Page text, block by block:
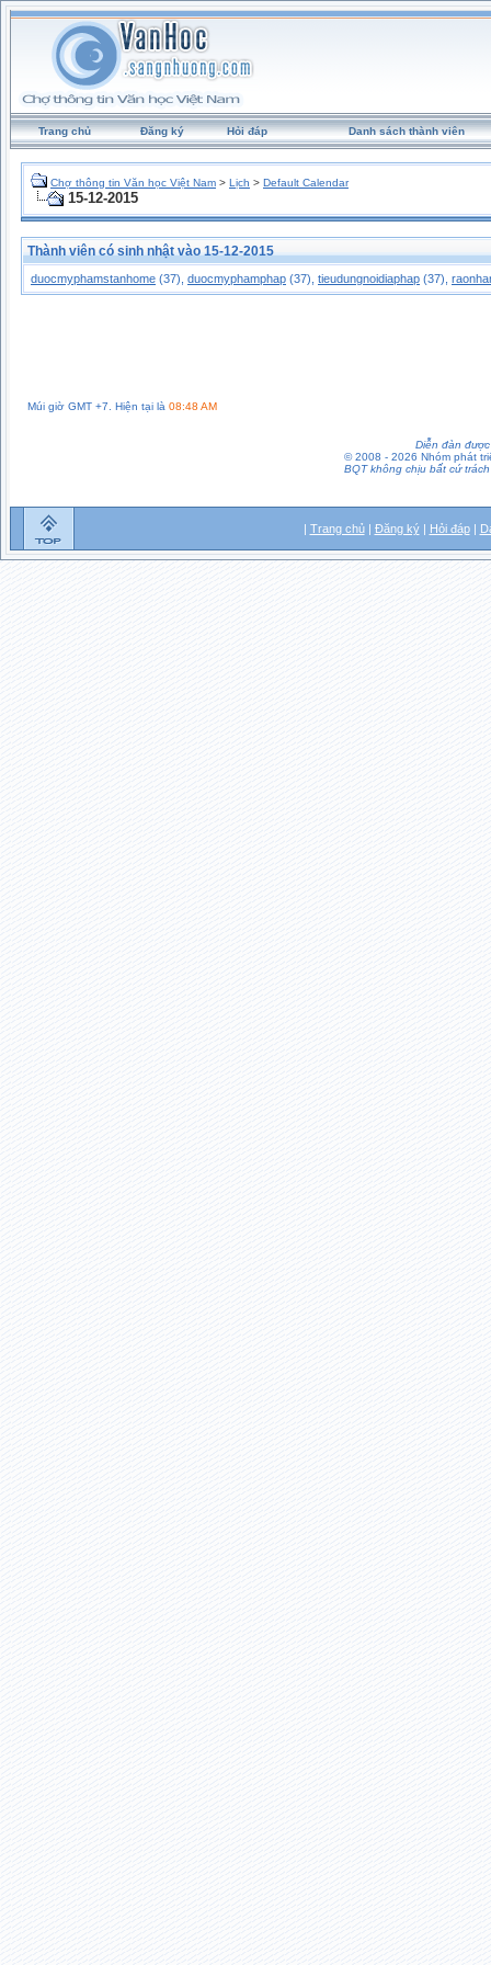
Trang chủ Đăng ký Hỏi đáp Danh sách thành viên
Chợ thông tin Văn học Việt Nam > Lịch > Default Calendar
15-12-2015
Thành viên có sinh nhật vào 15-12-2015
duocmyphamstanhome (37), duocmyphamphap (37), tieudungnoidiaphap (37),
Múi giờ GMT +7. Hiện tại là 08:48 AM
Diễn đàn
© 2008 - 2026 Nhóm phát
BQT không chịu bất cứ
| Trang chủ| Đăng ký| Hỏi đáp|